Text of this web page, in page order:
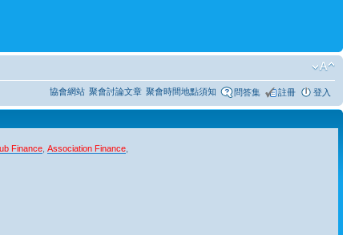
協會網站 聚會討論文章 聚會時間地點須知 問答集 註冊 登入
Finance Association Finance